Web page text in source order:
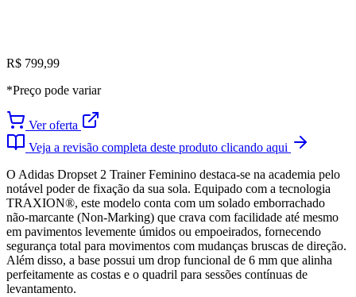
R$ 799,99
*Preço pode variar
Ver oferta
Veja a revisão completa deste produto clicando aqui
O Adidas Dropset 2 Trainer Feminino destaca-se na academia pelo
notável poder de fixação da sua sola. Equipado com a tecnologia
TRAXION®, este modelo conta com um solado emborrachado
não-marcante (Non-Marking) que crava com facilidade até mesmo
em pavimentos levemente úmidos ou empoeirados, fornecendo
segurança total para movimentos com mudanças bruscas de direção.
Além disso, a base possui um drop funcional de 6 mm que alinha
perfeitamente as costas e o quadril para sessões contínuas de
levantamento.